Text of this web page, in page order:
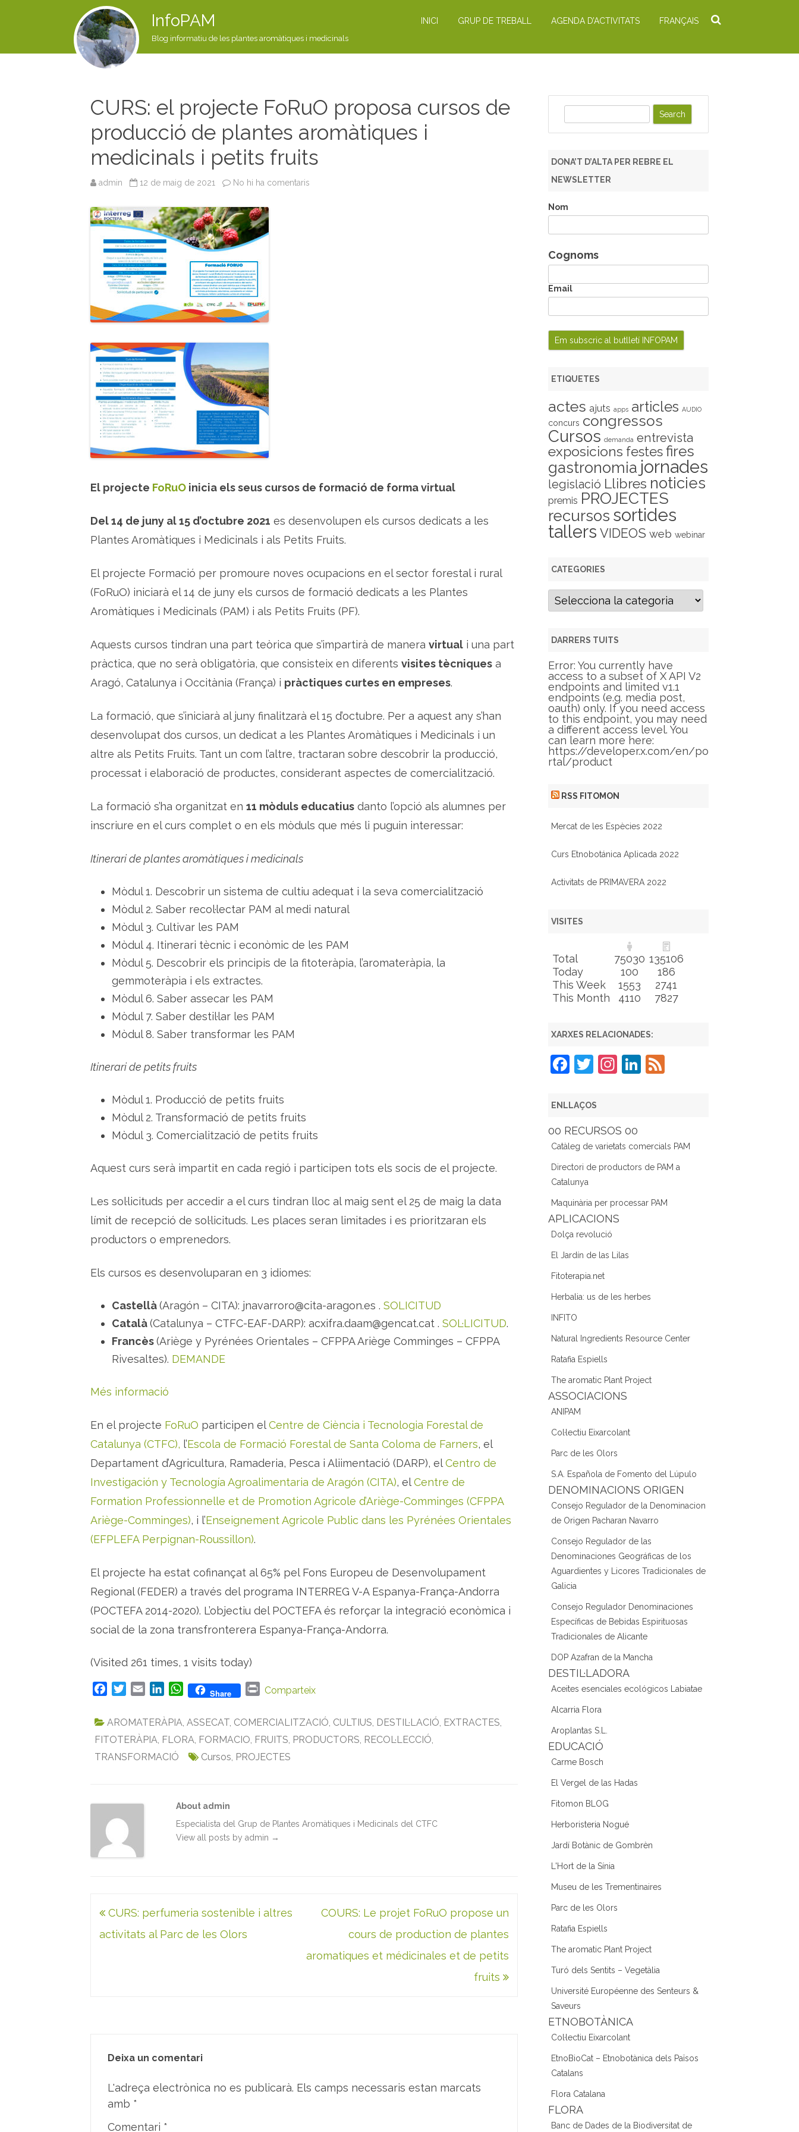
InfoPAM
Blog informatiu de les plantes aromàtiques i medicinals
INICI GRUP DE TREBALL AGENDA D’ACTIVITATS FRANÇAIS
CURS: el projecte FoRuO proposa cursos de
producció de plantes aromàtiques i
medicinals i petits fruits
admin 12 de maig de 2021 No hi ha comentaris
r
c
i
p
a
n
t
e
r
o
à
i
s
m
i
i
s
p
e
u
t
s
El projecte FoRuO inicia els seus cursos de formació de forma virtual
Del 14 de juny al 15 d’octubre 2021 es desenvolupen els cursos dedicats a les
Plantes Aromàtiques i Medicinals i als Petits Fruits.
El projecte Formació per promoure noves ocupacions en el sector forestal i rural
(FoRuO) iniciarà el 14 de juny els cursos de formació dedicats a les Plantes
Aromàtiques i Medicinals (PAM) i als Petits Fruits (PF).
Aquests cursos tindran una part teòrica que s’impartirà de manera virtual i una part
pràctica, que no serà obligatòria, que consisteix en diferents visites tècniques a
Aragó, Catalunya i Occitània (França) i pràctiques curtes en empreses.
La formació, que s’iniciarà al juny finalitzarà el 15 d’octubre. Per a aquest any s’han
desenvolupat dos cursos, un dedicat a les Plantes Aromàtiques i Medicinals i un
altre als Petits Fruits. Tant un com l’altre, tractaran sobre descobrir la producció,
processat i elaboració de productes, considerant aspectes de comercialització.
La formació s’ha organitzat en 11 mòduls educatius danto l’opció als alumnes per
inscriure en el curs complet o en els mòduls que més li puguin interessar:
Itinerari de plantes aromàtiques i medicinals
Mòdul 1. Descobrir un sistema de cultiu adequat i la seva comercialització
Mòdul 2. Saber recol·lectar PAM al medi natural
Mòdul 3. Cultivar les PAM
Mòdul 4. Itinerari tècnic i econòmic de les PAM
Mòdul 5. Descobrir els principis de la fitoteràpia, l’aromateràpia, la
gemmoteràpia i els extractes.
Mòdul 6. Saber assecar les PAM
Mòdul 7. Saber destil·lar les PAM
Mòdul 8. Saber transformar les PAM
Itinerari de petits fruits
Mòdul 1. Producció de petits fruits
Mòdul 2. Transformació de petits fruits
Mòdul 3. Comercialització de petits fruits
Aquest curs serà impartit en cada regió i participen tots els socis de el projecte.
Les sol·licituds per accedir a el curs tindran lloc al maig sent el 25 de maig la data
límit de recepció de sol·licituds. Les places seran limitades i es prioritzaran els
productors o emprenedors.
Els cursos es desenvoluparan en 3 idiomes:
Castellà(Aragón – CITA): jnavarroro@cita-aragon.es . SOLICITUD
Català(Catalunya – CTFC-EAF-DARP): acxifra.daam@gencat.cat . SOL·LICITUD.
Francès(Ariège y Pyrénées Orientales – CFPPA Ariège Comminges – CFPPA
Rivesaltes). DEMANDE
Més informació
En el projecte FoRuO participen elCentre de Ciència i Tecnologia Forestal de
Catalunya (CTFC), l’Escola de Formació Forestal de Santa Coloma de Farners, el
Departament d’Agricultura, Ramaderia, Pesca i Aliimentació (DARP), elCentro de
Investigación y Tecnología Agroalimentaria de Aragón (CITA), elCentre de
Formation Professionnelle et de Promotion Agricole d’Ariège-Comminges (CFPPA
Ariège-Comminges), i l’Enseignement Agricole Public dans les Pyrénées Orientales
(EFPLEFA Perpignan-Roussillon).
El projecte ha estat cofinançat al 65% pel Fons Europeu de Desenvolupament
Regional (FEDER) a través del programa INTERREG V-A Espanya-França-Andorra
(POCTEFA 2014-2020). L’objectiu del POCTEFA és reforçar la integració econòmica i
social de la zona transfronterera Espanya-França-Andorra.
(Visited 261 times, 1 visits today)
c
b
o
i
t
e
a
n
e
d
W
s
A
Share
P
i
t
Comparteix
AROMATERÀPIA, ASSECAT, COMERCIALITZACIÓ, CULTIUS, DESTIL·LACIÓ, EXTRACTES,
FITOTERÀPIA, FLORA, FORMACIO, FRUITS, PRODUCTORS, RECOL·LECCIÓ,
TRANSFORMACIÓ
Cursos, PROJECTES
About admin
Especialista del Grup de Plantes Aromàtiques i Medicinals del CTFC
View all posts by admin →
Navegació
d'entrades
CURS: perfumeria sostenible i altres
activitats al Parc de les Olors
COURS: Le projet FoRuO propose un
cours de production de plantes
aromatiques et médicinales et de petits
fruits
Deixa un comentari
L'adreça electrònica no es publicarà. Els camps necessaris estan marcats
amb *
Comentari *
h
DONA’T D’ALTA PER REBRE EL
NEWSLETTER
Nom
Cognoms
Email
ETIQUETES
actes ajuts apps articles AUDIO
concurs congressos
Cursos demanda entrevista
exposicions festes fires
gastronomia jornades
legislació Llibres noticies
premis PROJECTES
recursos sortides
tallers VIDEOS web webinar
CATEGORIES
C
g
r
i
e
s
DARRERS TUITS
Error: You currently have
access to a subset of X API V2
endpoints and limited v1.1
endpoints (e.g. media post,
oauth) only. If you need access
to this endpoint, you may need
a different access level. You
can learn more here:
https://developer.x.com/en/po
rtal/product
RSS FITOMON
Mercat de les Espècies 2022
Curs Etnobotánica Aplicada 2022
Activitats de PRIMAVERA 2022
VISITES
Total 75030 135106
Today
100
186
This Week
1553
2741
This Month
4110 7827
XARXES RELACIONADES:
F
c
e
b
o
o
k
T
itt
er
In
gr
a
m
Li
dI
n
F
ENLLAÇOS
00 RECURSOS 00
Catàleg de varietats comercials PAM
Directori de productors de PAM a
Catalunya
Maquinària per processar PAM
APLICACIONS
Dolça revolució
El Jardín de las Lilas
Fitoterapia.net
Herbalia: us de les herbes
INFITO
Natural Ingredients Resource Center
Ratafia Espiells
The aromatic Plant Project
ASSOCIACIONS
ANIPAM
Col·lectiu Eixarcolant
Parc de les Olors
S.A. Española de Fomento del Lúpulo
DENOMINACIONS ORIGEN
Consejo Regulador de la Denominacion
de Origen Pacharan Navarro
Consejo Regulador de las
Denominaciones Geográficas de los
Aguardientes y Licores Tradicionales de
Galicia
Consejo Regulador Denominaciones
Específicas de Bebidas Espirituosas
Tradicionales de Alicante
DOP Azafran de la Mancha
DESTIL·LADORA
Aceites esenciales ecológicos Labiatae
Alcarria Flora
Aroplantas S.L.
EDUCACIÓ
Carme Bosch
El Vergel de las Hadas
Fitomon BLOG
Herboristeria Nogué
Jardí Botànic de Gombrèn
L'Hort de la Sínia
Museu de les Trementinaires
Parc de les Olors
Ratafia Espiells
The aromatic Plant Project
Turó dels Sentits – Vegetàlia
Université Européenne des Senteurs &
Saveurs
ETNOBOTÀNICA
Col·lectiu Eixarcolant
EtnoBioCat – Etnobotànica dels Països
Catalans
Flora Catalana
FLORA
Banc de Dades de la Biodiversitat de